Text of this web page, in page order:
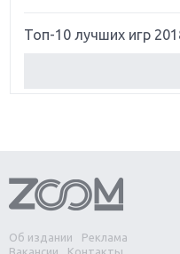
Топ-10 лучших игр
Обзор игры Forza
Две важных новинки
Об издании
Реклама